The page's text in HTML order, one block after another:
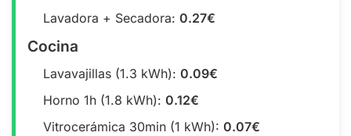
Lavadora + Secadora: 0.27€
Cocina
Lavavajillas (1.3 kWh): 0.09€
Horno 1h (1.8 kWh): 0.12€
Vitrocerámica 30min (1 kWh): 0.07€